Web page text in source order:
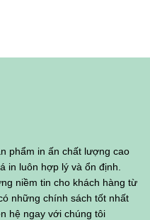
phẩm in ấn chất lượng cao
in luôn hợp lý và ổn định.
niềm tin cho khách hàng từ
những chính sách tốt nhất
hệ ngay với chúng tôi